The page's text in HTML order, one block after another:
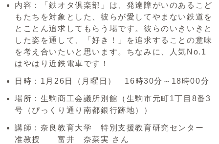
内容：「鉄オタ倶楽部」は、発達障がいのあるこど
もたちを対象とした、彼らが愛してやまない鉄道を
とことん追求してもらう場です。彼らのいきいきと
した姿を通して、「好き！」を追求することの意味
を考え合いたいと思います。ちなみに、人気No.1
はやはり近鉄電車です！
日時：1月26日（月曜日） 16時30分～18時00分
場所：生駒商工会議所別館（生駒市元町1丁目8番3
号（ぴっくり通り南都銀行跡地））
講師：奈良教育大学 特別支援教育研究センター
准教授 富井 奈菜実 さん